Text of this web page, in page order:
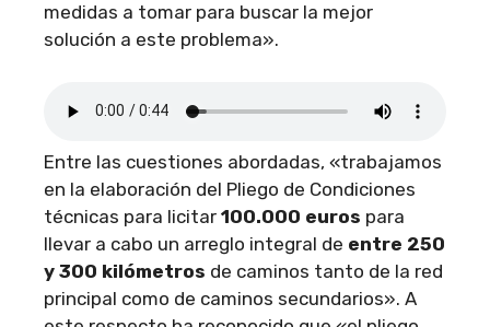
medidas a tomar para buscar la mejor
solución a este problema».
Entre las cuestiones abordadas, «trabajamos
en la elaboración del Pliego de Condiciones
técnicas para licitar 100.000 euros para
llevar a cabo un arreglo integral de entre 250
y 300 kilómetros de caminos tanto de la red
principal como de caminos secundarios». A